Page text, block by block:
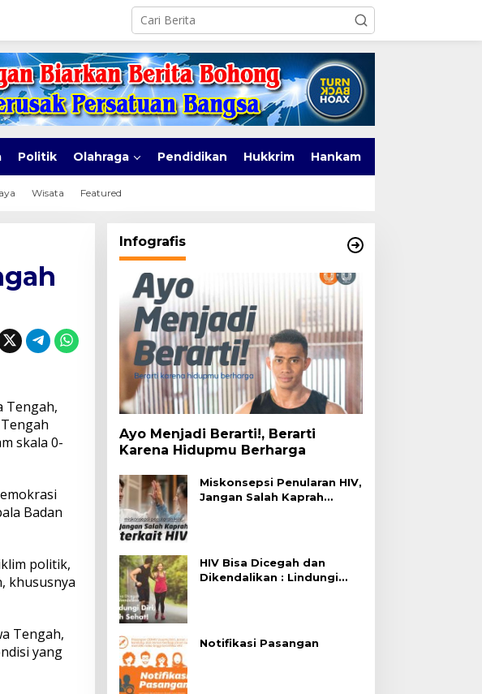
Politik Olahraga Pendidikan Hukkrim Hankam
Wisata Featured
Tengah,
skala 0-
Badan
politik,
khususnya
Tengah,
yang
Infografis
Ayo Menjadi Berarti!, Berarti
Karena Hidupmu Berharga
Miskonsepsi Penularan HIV,
Jangan Salah Kaprah
HIV Bisa Dicegah dan
Dikendalikan : Lindungi
Notifikasi Pasangan